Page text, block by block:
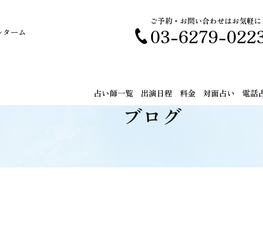
ーム
ご予約・お問い合わせはお気軽に
03-6279-
占い師一覧 出演日程 料金 対面占い 電話
ブログ